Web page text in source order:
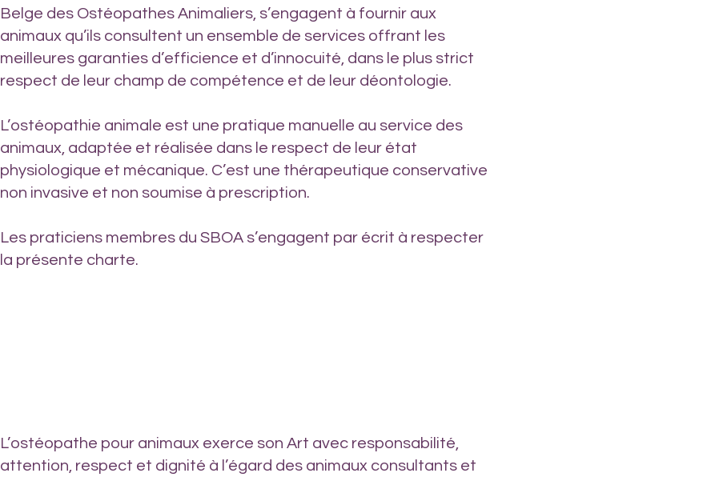
Belge des Ostéopathes Animaliers, s’engagent à fournir aux
animaux qu’ils consultent un ensemble de services offrant les
meilleures garanties d’efficience et d’innocuité, dans le plus strict
respect de leur champ de compétence et de leur déontologie.
L’ostéopathie animale est une pratique manuelle au service des
animaux, adaptée et réalisée dans le respect de leur état
physiologique et mécanique. C’est une thérapeutique conservative
non invasive et non soumise à prescription.
Les praticiens membres du SBOA s’engagent par écrit à respecter
la présente charte.
L’ostéopathe pour animaux exerce son Art avec responsabilité,
attention, respect et dignité à l’égard des animaux consultants et